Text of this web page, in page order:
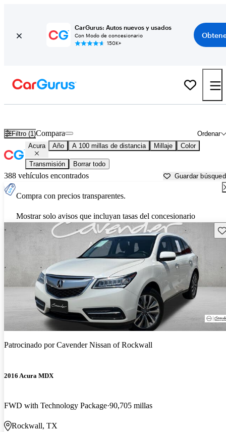
CarGurus: Autos nuevos y usados
Con Modo de concesionario
150K+
Filtro (1) Ordenar
Compara
Acura Año A 100 millas de distancia Millaje Color
Transmisión Borrar todo
388 vehículos encontrados Guardar
Compra con precios transparentes.
Mostrar solo avisos que incluyan tasas del concesionario
Patrocinado porCavender Nissan of Rockwall
2016 Acura MDX
FWD with Technology Package 90,705 millas
Rockwall, TX